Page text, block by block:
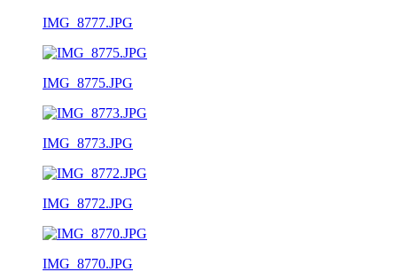
IMG_8777.JPG
IMG_8775.JPG
IMG_8773.JPG
IMG_8772.JPG
IMG_8770.JPG